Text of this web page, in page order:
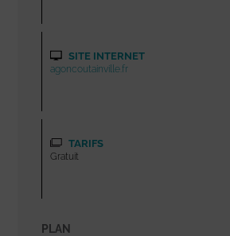
SITE INTERNET
agoncoutainville.fr
TARIFS
Gratuit
PLAN